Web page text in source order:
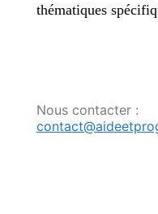
thématiques
Nous contacter :